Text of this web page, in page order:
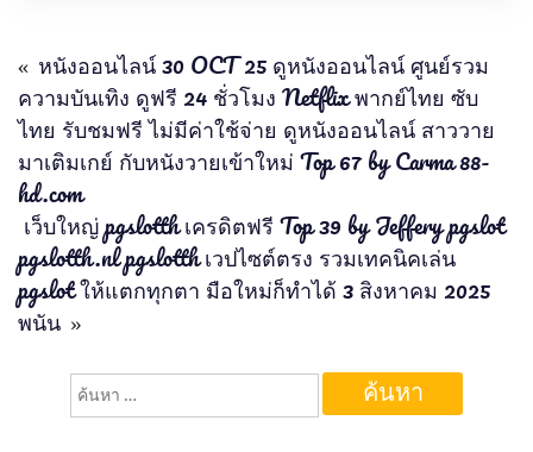
« หนังออนไลน์ 30 OCT 25 ดูหนังออนไลน์ ศูนย์รวม
ความบันเทิง ดูฟรี 24 ชั่วโมง Netflix พากย์ไทย ซับ
ไทย รับชมฟรี ไม่มีค่าใช้จ่าย ดูหนังออนไลน์ สาววาย
มาเติมเกย์ กับหนังวายเข้าใหม่ Top 67 by Carma 88-
hd.com
เว็บใหญ่ pgslotth เครดิตฟรี Top 39 by Jeffery pgslot
pgslotth.nl pgslotth เวปไซต์ตรง รวมเทคนิคเล่น
pgslot ให้แตกทุกตา มือใหม่ก็ทำได้ 3 สิงหาคม 2025
พนัน »
ค้นหา